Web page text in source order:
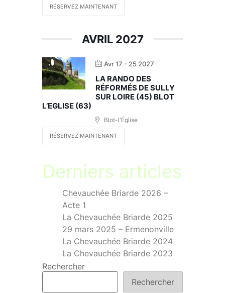
RÉSERVEZ MAINTENANT
AVRIL 2027
Avr 17 - 25 2027
LA RANDO DES
RÉFORMÉS DE SULLY
SUR LOIRE (45) BLOT
L’EGLISE (63)
Blot-l'Église
RÉSERVEZ MAINTENANT
Derniers articles
Chevauchée Briarde 2026 –
Acte 1
La Chevauchée Briarde 2025
29 mars 2025 – Ermenonville
La Chevauchée Briarde 2024
La Chevauchée Briarde 2023
Rechercher
Rechercher